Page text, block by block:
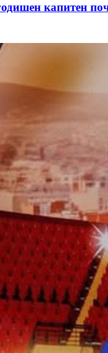
капитен